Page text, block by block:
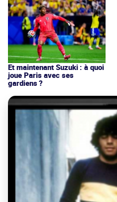
Et maintenant Suzuki : à quoi
joue Paris avec ses
gardiens ?